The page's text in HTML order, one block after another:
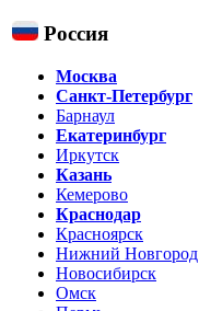
Россия
Москва
Санкт-Петербург
Барнаул
Екатеринбург
Иркутск
Казань
Кемерово
Краснодар
Красноярск
Нижний Новгород
Новосибирск
Омск